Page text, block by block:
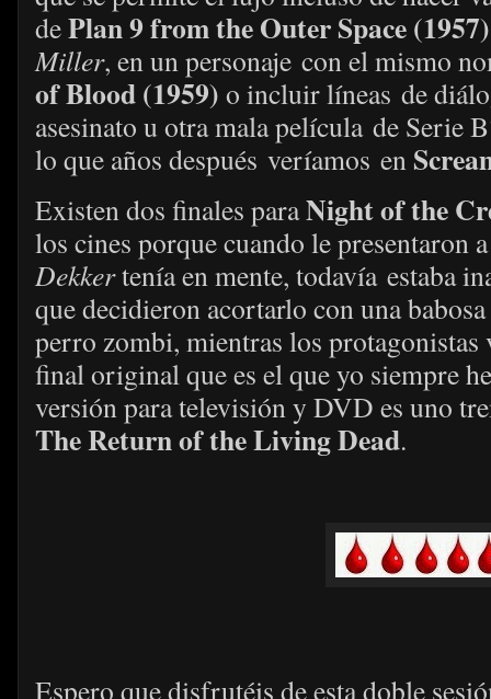
dePlan 9 from the Outer Space (1957)
Miller, en un personaje con el mismo
of Blood (1959) o incluir líneas de
asesinato u otra mala película de Serie
lo que años después veríamos en
Existen dos finales paraNight of the
los cines porque cuando le presentaron
Dekkertenía en mente, todavía estaba
que decidieron acortarlo con una
perro zombi, mientras los protagonistas
final original que es el que yo siempre
versión para televisión y DVD es uno
The Return of the Living Dead.
Espero que disfrutéis de esta doble